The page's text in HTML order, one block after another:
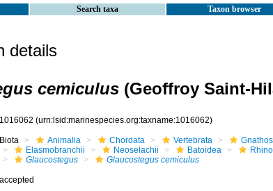
Search taxa Taxon browser
details
cemiculus (Geoffroy Saint-
1016062 (urn:lsid:marinespecies.org:taxname:1016062)
Biota Animalia Chordata Vertebrata
Elasmobranchii
Neoselachii Batoidea
Glaucostegus
Glaucostegus cemiculus
accepted